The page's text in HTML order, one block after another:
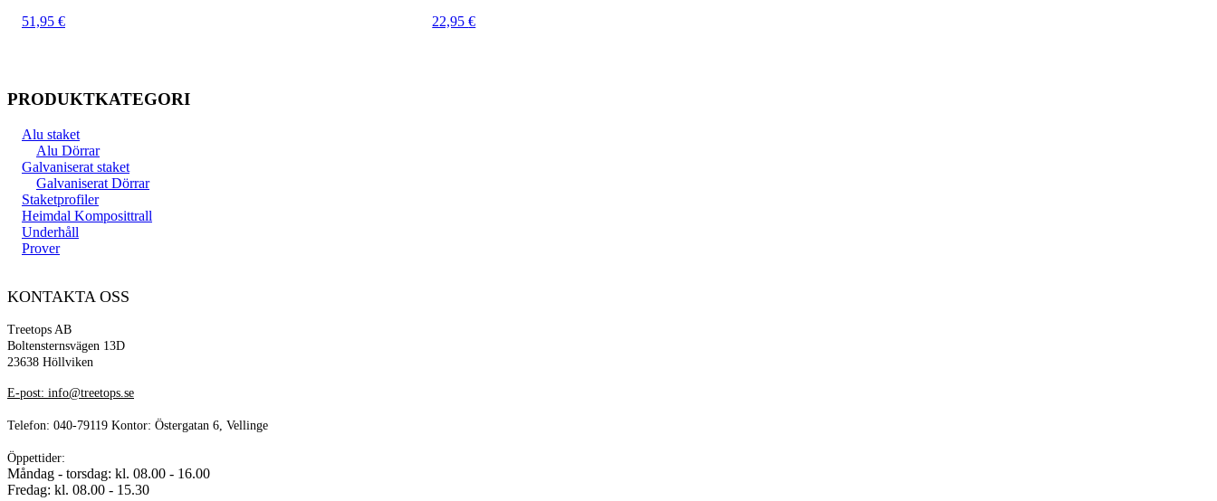
51,95 € 22,95€
PRODUKTKATEGORI
Alu staket
Alu Dörrar
Galvaniserat staket
Galvaniserat Dörrar
Staketprofiler
Heimdal Komposittrall
Underhåll
Prover
KONTAKTA OSS
Treetops AB
Boltensternsvägen 13D
23638 Höllviken
E-post: info@treetops.se
Telefon: 040-79119 Kontor: Östergatan 6, Vellinge
Öppettider:
Måndag - torsdag: kl. 08.00 - 16.00
Fredag: kl. 08.00 - 15.30